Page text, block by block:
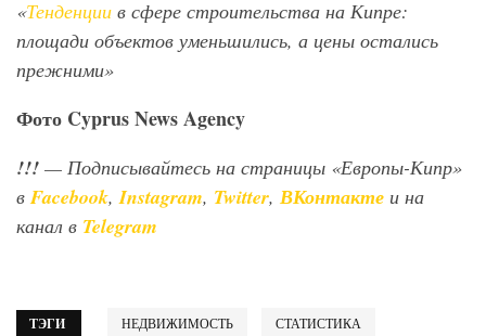
«Тенденции в сфере строительства на Кипре:
площади объектов уменьшились, а цены остались
прежними»
Фото CyprusNewsAgency
!!! — Подписывайтесь на страницы «Европы-Кипр»
вFacebook,Instagram, Twitter, ВКонтакте и на
канал в Telegram
ТЭГИ НЕДВИЖИМОСТЬ СТАТИСТИКА